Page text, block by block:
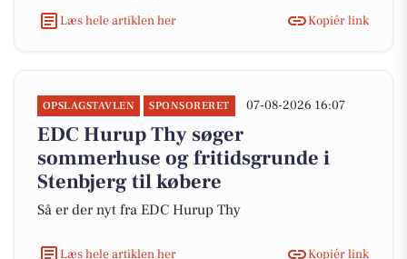
Læs hele artiklen her
Kopiér link
OPSLAGSTAVLEN SPONSORERET 07-08-2026 16:07
EDC Hurup Thy søger
sommerhuse og fritidsgrunde i
Stenbjerg til købere
Så er der nyt fra EDC Hurup Thy
Læs hele artiklen her Kopiér link